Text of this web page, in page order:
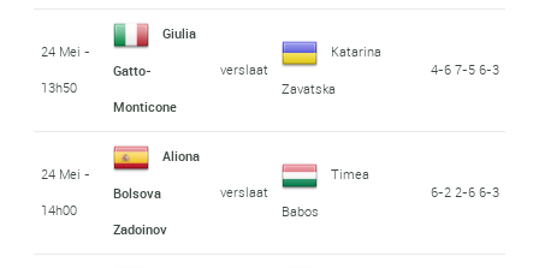
24 Mei -
13h50
Giulia
Gatto-
Monticone
verslaat
Katarina
Zavatska
4-6 7-5 6-3
24 Mei -
14h00
Aliona
Bolsova
Zadoinov
verslaat
Timea
Babos
6-2 2-6 6-3